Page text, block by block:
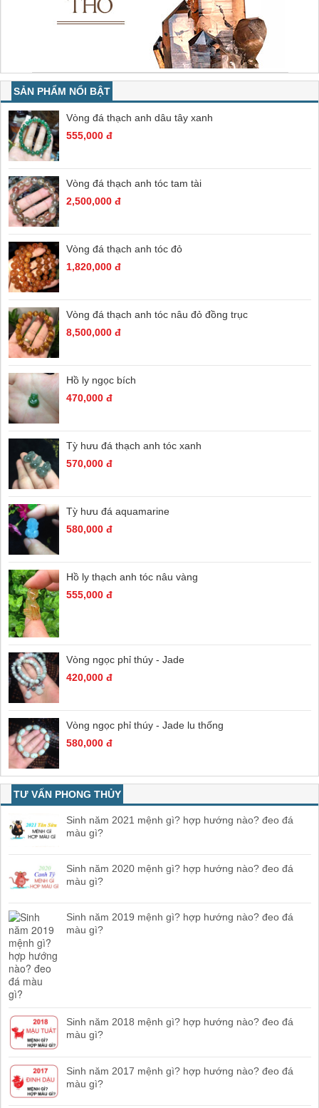
SẢN PHẨM NỔI BẬT
Vòng đá thạch anh dâu tây xanh
555,000 đ
Vòng đá thạch anh tóc tam tài
2,500,000 đ
Vòng đá thạch anh tóc đỏ
1,820,000 đ
Vòng đá thạch anh tóc nâu đỏ đồng trục
8,500,000 đ
Hồ ly ngọc bích
470,000 đ
Tỳ hưu đá thạch anh tóc xanh
570,000 đ
Tỳ hưu đá aquamarine
580,000 đ
Hồ ly thạch anh tóc nâu vàng
555,000 đ
Vòng ngọc phỉ thúy - Jade
420,000 đ
Vòng ngọc phỉ thúy - Jade lu thống
580,000 đ
TƯ VẤN PHONG THỦY
Sinh năm 2021 mệnh gì? hợp hướng nào? đeo đá
màu gì?
Sinh năm 2020 mệnh gì? hợp hướng nào? đeo đá
màu gì?
Sinh năm 2019 mệnh gì? hợp hướng nào? đeo đá
màu gì?
Sinh năm 2018 mệnh gì? hợp hướng nào? đeo đá
màu gì?
Sinh năm 2017 mệnh gì? hợp hướng nào? đeo đá
màu gì?